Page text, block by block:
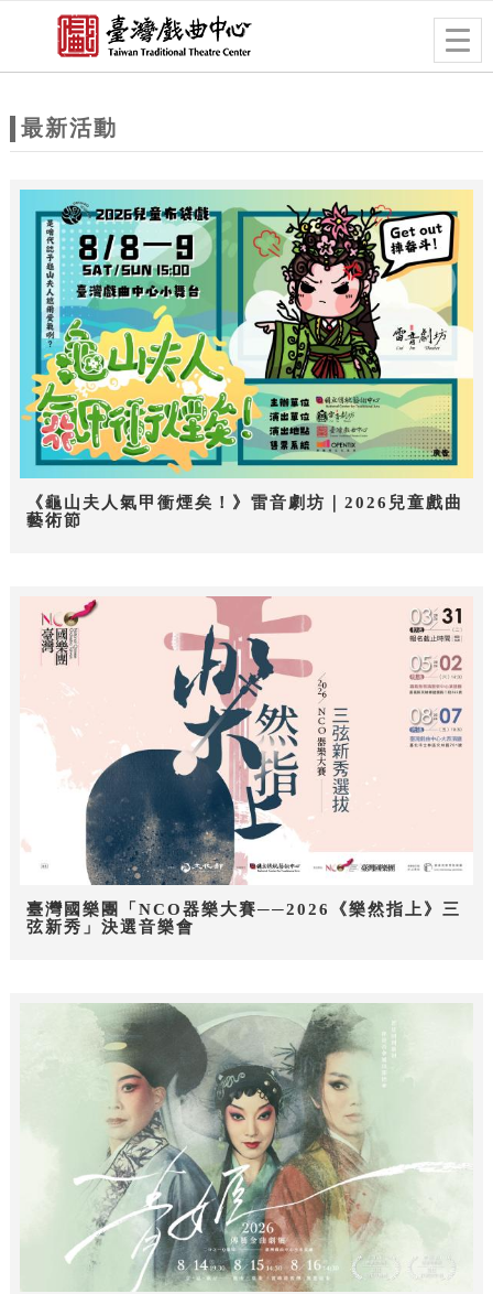
站
題
跳到主要內容
網站導覽
最新活動
《龜山夫人氣甲衝煙矣！》雷音劇坊｜2026兒童戲曲
藝術節
臺灣國樂團「NCO器樂大賽──2026《樂然指上》三
弦新秀」決選音樂會